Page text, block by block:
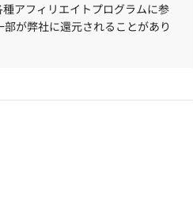
アフィリエイトプログラムに参
が弊社に還元されることがあり